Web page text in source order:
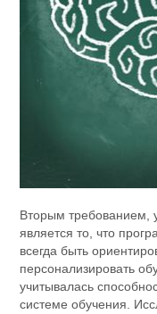
Вторым требованием,
является то, что
всегда быть
персонализировать
учитывалась
системе обучения.